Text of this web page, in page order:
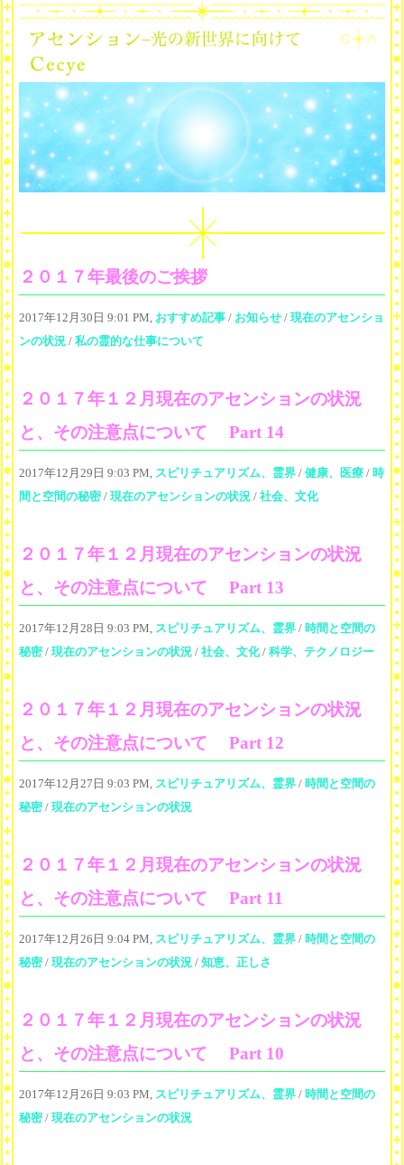
２０１７年最後のご挨拶
2017年12月30日 9:01 PM, おすすめ記事 / お知らせ / 現在のアセンショ
ンの状況 / 私の霊的な仕事について
２０１７年１２月現在のアセンションの状況
と、その注意点について Part 14
2017年12月29日 9:03 PM, スピリチュアリズム、霊界 / 健康、医療 / 時
間と空間の秘密/ 現在のアセンションの状況 / 社会、文化
２０１７年１２月現在のアセンションの状況
と、その注意点について Part 13
2017年12月28日 9:03 PM, スピリチュアリズム、霊界 / 時間と空間の
秘密/ 現在のアセンションの状況 / 社会、文化/ 科学、テクノロジー
２０１７年１２月現在のアセンションの状況
と、その注意点について Part 12
2017年12月27日 9:03 PM, スピリチュアリズム、霊界 / 時間と空間の
秘密/ 現在のアセンションの状況
２０１７年１２月現在のアセンションの状況
と、その注意点について Part 11
2017年12月26日 9:04 PM, スピリチュアリズム、霊界 / 時間と空間の
秘密/ 現在のアセンションの状況 / 知恵、正しさ
２０１７年１２月現在のアセンションの状況
と、その注意点について Part 10
2017年12月26日 9:03 PM, スピリチュアリズム、霊界 / 時間と空間の
秘密/ 現在のアセンションの状況